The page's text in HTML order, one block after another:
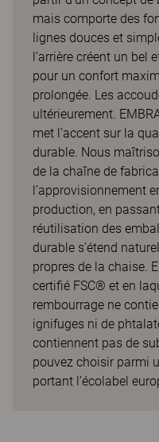
mais comporte des
lignes douces et
l’arrière créent un bel
pour un confort
prolongée. Les
ultérieurement.
met l’accent sur la
durable. Nous
de la chaîne de
l’approvisionnement
production, en
réutilisation des
durable s’étend
propres de la chaise.
certifié FSC® et en
rembourrage ne
ignifuges ni de
contiennent pas de
pouvez choisir parmi
portant l’écolabel